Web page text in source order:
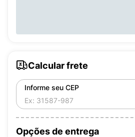
Calcular frete
Informe seu CEP
Opções de entrega